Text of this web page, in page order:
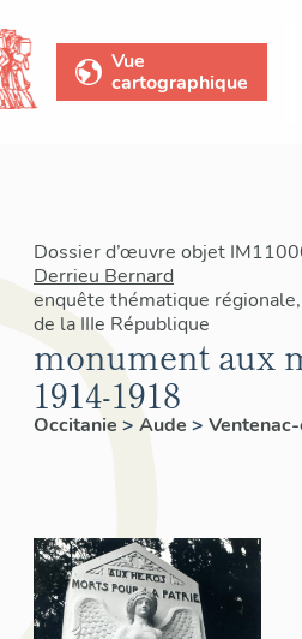
Vue
cartographique
Dossier d’œuvre objet
Derrieu Bernard
enquête thématique
de la IIIe République
monument aux
1914-1918
Occitanie > Aude >